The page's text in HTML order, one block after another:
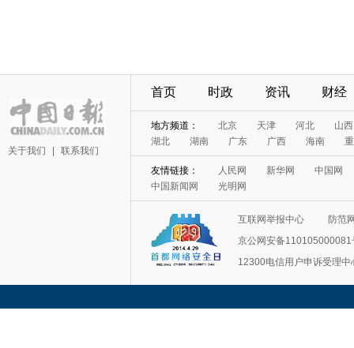
关于我们 联系我们
首页 时政 资讯 财经
地方频道： 北京 天津 河北
山西
湖北
湖南 广东 广西 海南
友情链接： 人民网 新华网
中国网
中国新闻网
光明网
互联网举报中心
防范
京公网安备110105000081
12300电信用户申诉受理中